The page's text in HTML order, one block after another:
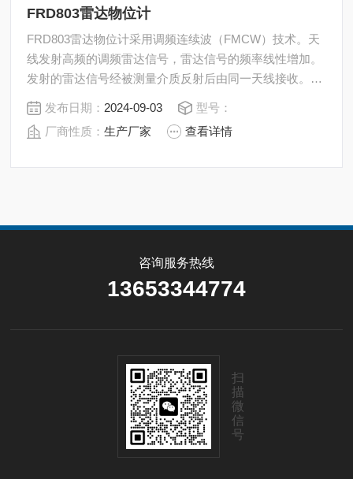
FRD803雷达物位计
FRD803雷达物位计采用调频连续波（FMCW）技术。天
线发射高频的调频雷达信号，雷达信号的频率线性增加。
发射的雷达信号经被测量介质反射后由同一天线接收。在
同一时刻，发射信号频率与接收信号频率的频率差与被测
距离成正比。采集到的频率差信号，经快速傅里叶变换
（FFT）得到反射回波的频谱，并以此计算得出待测目标
发布日期： 2024-09-03
型号：
厂商性质：生产厂家 查看详情
咨询服务热线
13653344774
扫
描
微
信
号